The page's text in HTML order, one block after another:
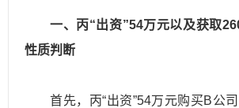
一、丙“出资”54万元以及获取
性质判断
首先，丙“出资”54万元购买B公